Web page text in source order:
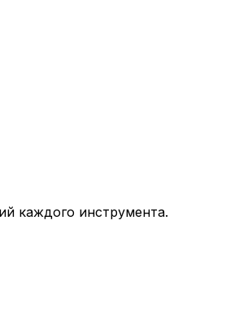
каждого инструмента.